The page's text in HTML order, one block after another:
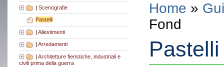
| Scenografie
Pastelli
| Allestimenti
Arredamenti
| Architetture fieristiche, industriali e
civili prima della guerra
Home »
Fond
Pastelli